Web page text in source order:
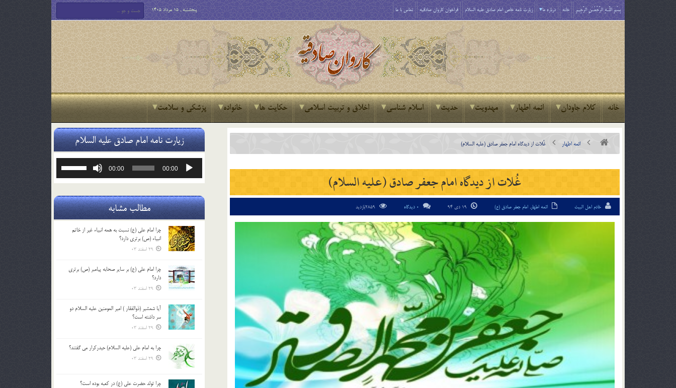
بِسْمِ اللَّـهِ الرَّحْمَـٰنِ الرَّحِيمِ خانه درباره ما زیارت نامه خاص امام صادق علیه السلام فراخوان کاروان صادقیه تماس با ما پنجشنبه , 15 مرداد 1405
خانه کلام جاودان ائمه اطهار مهدویت حدیث اسلام شناسی اخلاق و تربیت اسلامی حکایت ها خانواده پزشکی و سلامت
ائمه اطهار غُلات از ديدگاه امام جعفر صادق (عليه السلام)
غُلات از ديدگاه امام جعفر صادق (عليه السلام)
خادم اهل البیت ائمه اطهار, امام جعفر صادق (ع) 0 دیدگاه
زیارت نامه امام صادق علیه السلام
پخش‌کننده
00:00
00:00
یا
صدا
کلیدهای
مطالب مشابه
چرا امام علی (ع) نسبت به همه انبیاء غیر از خاتم
انبیاء (ص) برتری دارد؟
29 اسفند 03
چرا امام علی (ع) بر سایر صحابه پیامبر (ص) برتری
دارد؟
29 اسفند 03
آیا شمشیر (ذوالفقار ) امیر المومنین علیه السلام دو
سر داشته است؟
29 اسفند 03
چرا به امام علی (علیه السلام) حیدرکرار می گفتند؟
29 اسفند 03
چرا تولد حضرت علی (ع) در کعبه بوده است؟